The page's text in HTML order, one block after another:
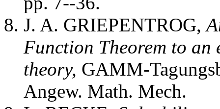
J. A. GRIEPENTROG,
Function Theorem to an
theory, GAMM-
Angew. Math. Mech.